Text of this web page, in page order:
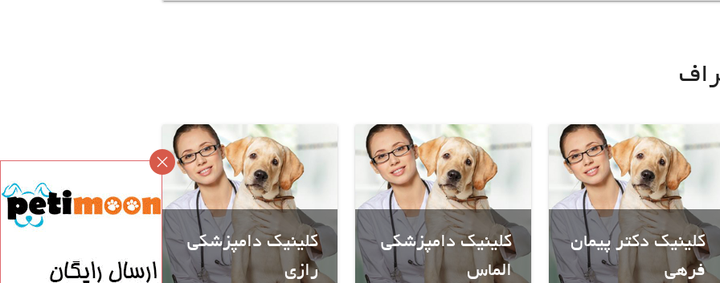
کلینیک دامپزشکی
رازی
کلینیک دامپزشکی
الماس
کلینیک دکتر پیمان
فرهی